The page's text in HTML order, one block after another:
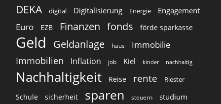
DEKA digital Digitalisierung Energie Engagement
Euro EZB Finanzen fonds förde sparkasse
Geld Geldanlage haus Immobilie
Immobilien Inflation job Kiel kinder nachhaltig
Nachhaltigkeit Reise rente Riester
Schule sicherheit sparen steuern studium